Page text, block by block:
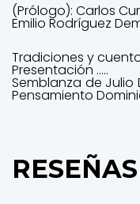
(Prólogo): Carlos
Emilio Rodríguez
Tradiciones y
Presentación .....
Semblanza de Julio
Pensamiento
RESEÑAS